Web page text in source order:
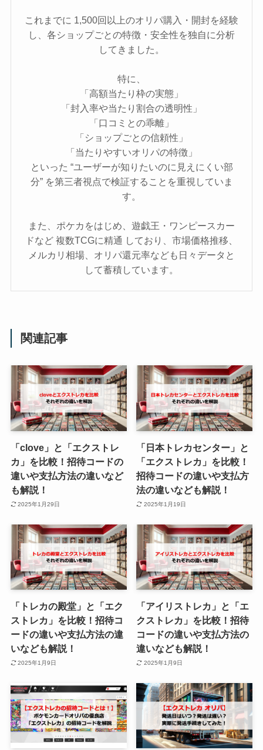
これまでに 1,500回以上のオリパ購入・開封を経験
し、各ショップごとの特徴・安全性を独自に分析
してきました。
特に、
「高額当たり枠の実態」
「封入率や当たり割合の透明性」
「口コミとの乖離」
「ショップごとの信頼性」
「当たりやすいオリパの特徴」
といった “ユーザーが知りたいのに見えにくい部
分” を第三者視点で検証することを重視していま
す。
また、ポケカをはじめ、遊戯王・ワンピースカー
ドなど 複数TCGに精通 しており、市場価格推移、
メルカリ相場、オリパ還元率なども日々データと
して蓄積しています。
関連記事
「clove」と「エクストレ
カ」を比較！招待コードの
違いや支払方法の違いなど
も解説！
2025年1月29日
「日本トレカセンター」と
「エクストレカ」を比較！
招待コードの違いや支払方
法の違いなども解説！
2025年1月19日
「トレカの殿堂」と「エク
ストレカ」を比較！招待コ
ードの違いや支払方法の違
いなども解説！
2025年1月9日
「アイリストレカ」と「エ
クストレカ」を比較！招待
コードの違いや支払方法の
違いなども解説！
2025年1月9日